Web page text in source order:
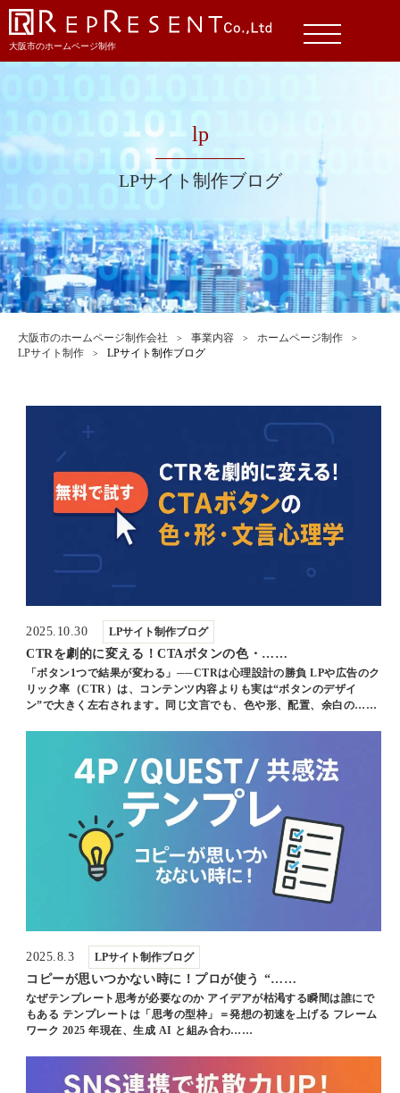
大阪市のホームページ制作
lp
LPサイト制作ブログ
大阪市のホームページ制作会社 事業内容
ホームページ制作
LPサイト制作
LPサイト制作ブログ
2025.10.30 LPサイト制作ブログ
CTRを劇的に変える！CTAボタンの色・……
「ボタン1つで結果が変わる」──CTRは心理設計の勝負 LPや広告のク
リック率（CTR）は、コンテンツ内容よりも実は“ボタンのデザイ
ン”で大きく左右されます。同じ文言でも、色や形、配置、余白の……
2025.8.3 LPサイト制作ブログ
コピーが思いつかない時に！プロが使う “……
なぜテンプレート思考が必要なのか アイデアが枯渇する瞬間は誰にで
もある テンプレートは「思考の型枠」＝発想の初速を上げる フレーム
ワーク 2025 年現在、生成 AI と組み合わ……